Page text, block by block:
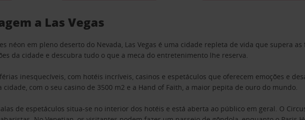
a Las Vegas
néon em pleno deserto do Nevada, Las Vegas é uma cidade repleta de vida que supera
da cidade e descubra tudo o que a meca do entretenimento lhe reserva.
inesquecíveis, com hotéis incríveis, casinos e espetáculos que oferecem emoções e
cidade, com o seu casino de 3500 m2 e a Hand of Faith, a maior pepita de ouro do mundo.
de espetáculos situa-se no interior dos hotéis e está aberta ao público em geral. O